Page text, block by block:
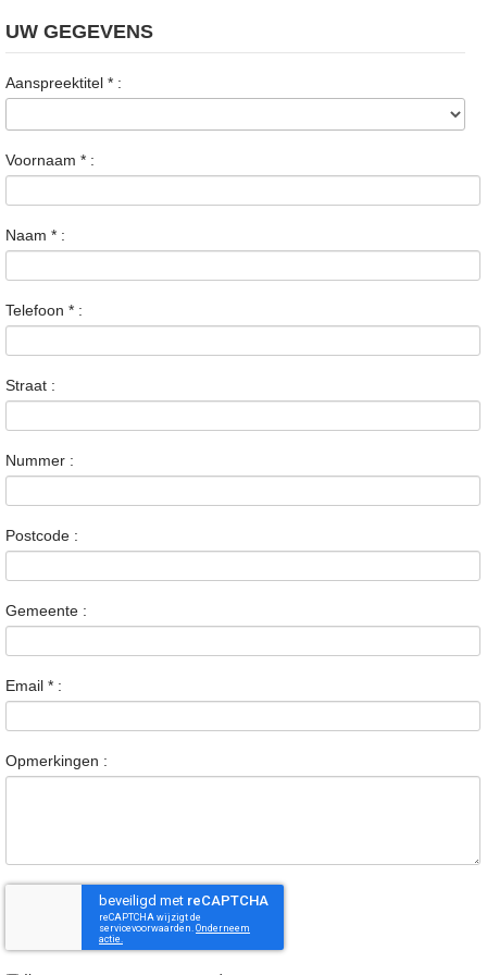
UW GEGEVENS
Aanspreektitel * :
Voornaam * :
Naam * :
Telefoon * :
Straat :
Nummer :
Postcode :
Gemeente :
Email * :
Opmerkingen :